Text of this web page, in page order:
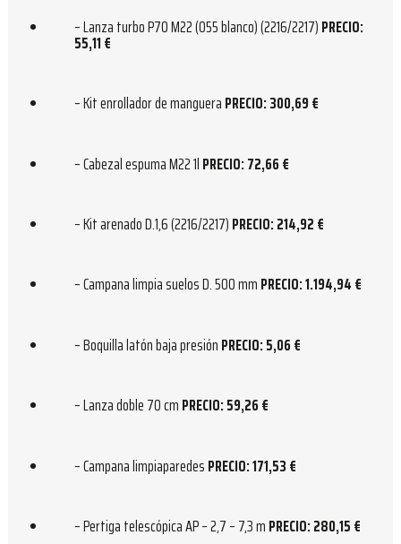
– Lanza turbo P70 M22 (055 blanco) (2216/2217) PRECIO:
55,11 €
– Kit enrollador de manguera PRECIO: 300,69 €
– Cabezal espuma M22 1l PRECIO: 72,66 €
– Kit arenado D.1,6 (2216/2217) PRECIO: 214,92 €
– Campana limpia suelos D. 500 mm PRECIO: 1.194,94 €
– Boquilla latón baja presión PRECIO: 5,06 €
– Lanza doble 70 cm PRECIO: 59,26 €
– Campana limpiaparedes PRECIO: 171,53 €
– Pertiga telescópica AP – 2,7 – 7,3 m PRECIO: 280,15 €